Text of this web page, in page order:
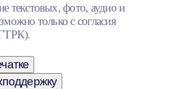
текстовых, фото, аудио и
только с согласия